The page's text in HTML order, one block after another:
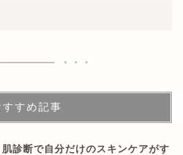
すすめ記事
肌診断で自分だけのスキンケアがす